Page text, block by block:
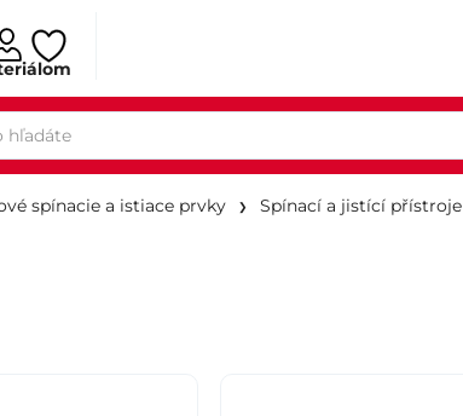
spínacie a istiace prvky Spínací a jistící přístroje